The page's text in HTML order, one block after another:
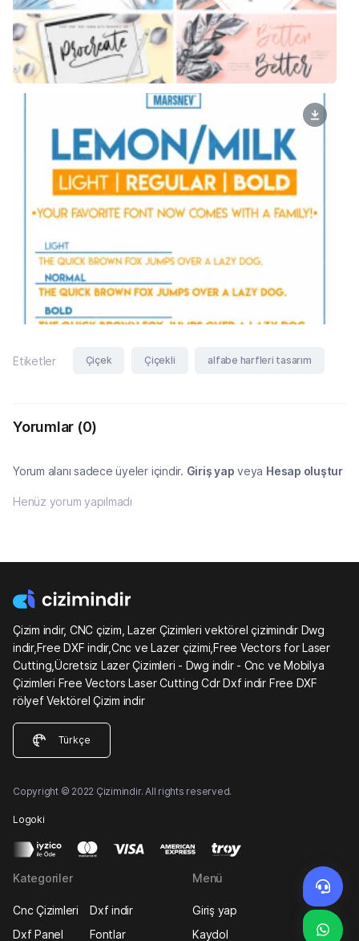
Etiketler Çiçek Çiçekli alfabe harfleri tasarım
Yorumlar (0)
Yorum alanı sadece üyeler içindir. Giriş yap veya Hesap oluştur
Henüz yorum yapılmadı
Çizim indir, CNC çizim, Lazer Çizimleri vektörel çizimindir Dwg
indir,Free DXF indir,Cnc ve Lazer çizimi,Free Vectors for Laser
Cutting,Ücretsiz Lazer Çizimleri - Dwg indir - Cnc ve Mobilya
Çizimleri Free Vectors Laser Cutting Cdr Dxf indir Free DXF
rölyef Vektörel Çizim indir
Türkçe
Copyright © 2022 Çizimindir. All rights reserved.
Logoki
Kategoriler
Cnc Çizimleri
Dxf indir
Dxf Panel
Fontlar
Menü
Giriş yap
Kaydol